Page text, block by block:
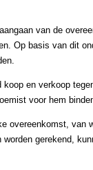
van de
Op basis van dit
en verkoop
voor hem
overeenkomst, van
gerekend,